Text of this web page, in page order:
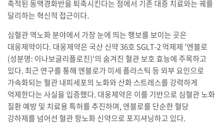
축적된 동맥경화반을 퇴축시킨다는 점에서 기존 대증 치료와는 궤를
달리하는 혁신적 접근이다.
심혈관 역노화 분야에서 가장 눈에 띄는 행보를 보이는 곳은
대웅제약이다. 대웅제약은 국산 신약 36호 SGLT-2 억제제 '엔블로
(성분명: 이나보글리플로진)'의 숨겨진 혈관 보호 효능에 주목하고
있다. 최근 연구를 통해 엔블로가 미세 플라스틱 등 외부 요인으로
가속화되는 혈관 내피세포의 노화와 산화 스트레스를 강력하게
억제한다는 사실을 입증했다. 대웅제약은 이를 기반으로 심혈관 노화
질환 예방 및 치료용 특허를 추진하며, 엔블로를 단순한 혈당
강하제를 넘어선 혈관 항노화 신약으로 포지셔닝하고 있다.